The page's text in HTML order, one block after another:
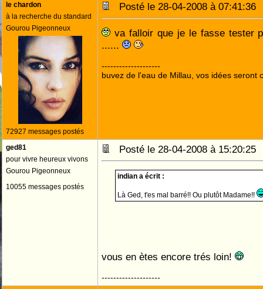
le chardon
à la recherche du standard
Gourou Pigeonneux
72927 messages postés
Posté le 28-04-2008 à
va falloir que je le fasse tester
......
--------------------
buvez de l'eau de Millau, vos idées seront
ged81
pour vivre heureux vivons
Gourou Pigeonneux
10055 messages postés
Posté le 28-04-2008 à
indian a écrit :
Là Ged, t'es mal barré!! Ou plutôt Madame!!
vous en ètes encore trés loin!
--------------------